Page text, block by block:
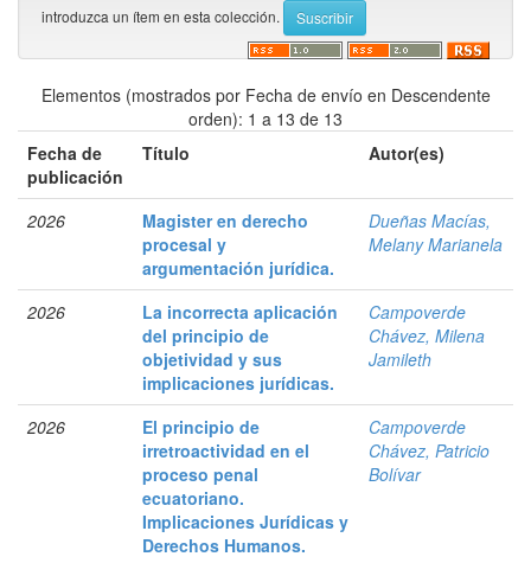
introduzca un ítem en esta colección.
Elementos (mostrados por Fecha de envío en Descendente
orden): 1 a 13 de 13
Fecha de
publicación
Título Autor(es)
2026
Magister en derecho
procesal y
argumentación jurídica.
Dueñas Macías,
Melany Marianela
2026
La incorrecta aplicación
del principio de
objetividad y sus
implicaciones jurídicas.
Campoverde
Chávez, Milena
Jamileth
2026
El principio de
irretroactividad en el
proceso penal
ecuatoriano.
Implicaciones Jurídicas y
Derechos Humanos.
Campoverde
Chávez, Patricio
Bolívar